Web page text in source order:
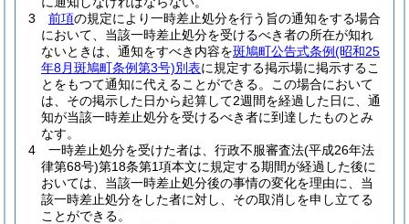
3
前項の規定により一時差止処分を行う旨の通知をする場合
において、当該一時差止処分を受けるべき者の所在が知れ
ないときは、通知をすべき内容を斑鳩町公告式条例(昭和25
年8月斑鳩町条例第3号)別表に規定する掲示場に掲示するこ
とをもつて通知に代えることができる。
この場合において
は、その掲示した日から起算して2週間を経過した日に、通
知が当該一時差止処分を受けるべき者に到達したものとみ
なす。
4
一時差止処分を受けた者は、行政不服審査法(平成26年法
律第68号)第18条第1項本文に規定する期間が経過した後に
おいては、当該一時差止処分後の事情の変化を理由に、当
該一時差止処分をした者に対し、その取消しを申し立てる
ことができる。